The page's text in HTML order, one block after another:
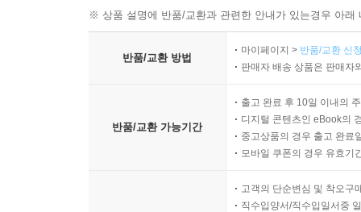
※ 상품 설명에 반품/교환과 관련한 안내가 있는경우 아
반품/교환 방법
마이페이지 > 반품/교환 신
판매자 배송 상품은 판매자
반품/교환 가능기간
출고 완료 후 10일 이내의
디지털 콘텐츠인 eBook의
중고상품의 경우 출고 완료
모바일 쿠폰의 경우 유효기
고객의 단순변심 및 착오구
직수입양서/직수입일서중